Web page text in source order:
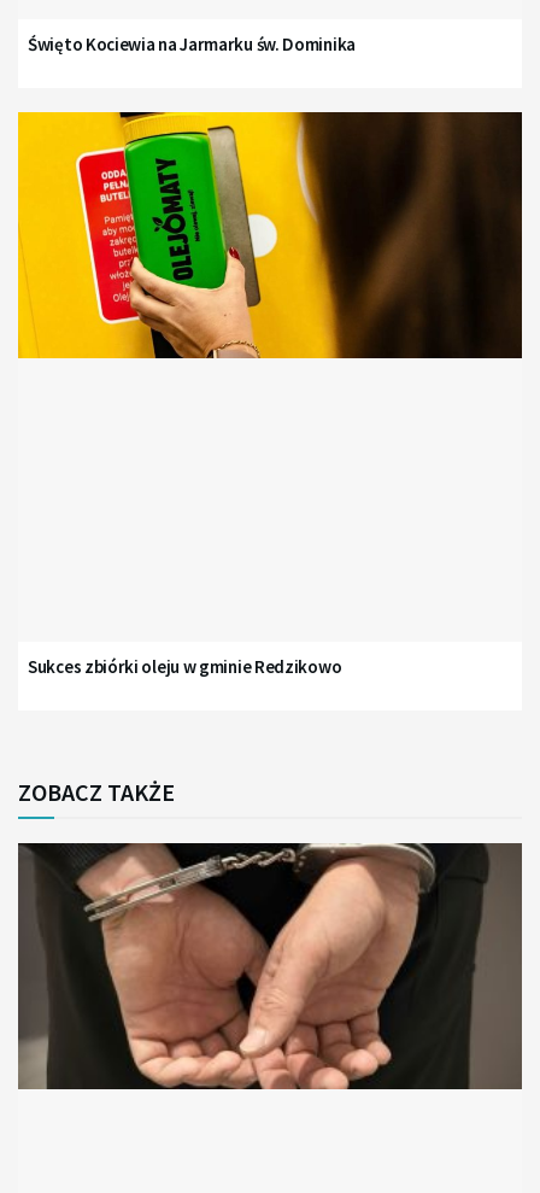
Święto Kociewia na Jarmarku św. Dominika
Sukces zbiórki oleju w gminie Redzikowo
ZOBACZ TAKŻE